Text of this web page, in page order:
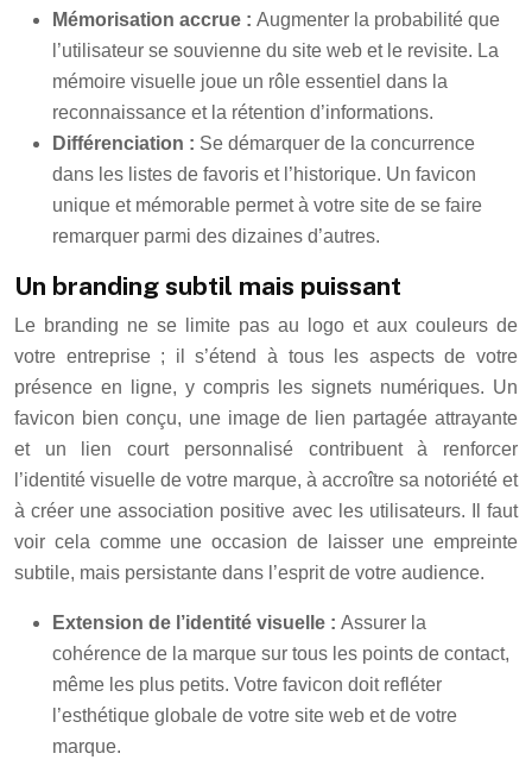
Mémorisation accrue : Augmenter la probabilité que
l’utilisateur se souvienne du site web et le revisite. La
mémoire visuelle joue un rôle essentiel dans la
reconnaissance et la rétention d’informations.
Différenciation : Se démarquer de la concurrence
dans les listes de favoris et l’historique. Un favicon
unique et mémorable permet à votre site de se faire
remarquer parmi des dizaines d’autres.
Un branding subtil mais puissant
Le branding ne se limite pas au logo et aux couleurs de
votre entreprise ; il s’étend à tous les aspects de votre
présence en ligne, y compris les signets numériques. Un
favicon bien conçu, une image de lien partagée attrayante
et un lien court personnalisé contribuent à renforcer
l’identité visuelle de votre marque, à accroître sa notoriété et
à créer une association positive avec les utilisateurs. Il faut
voir cela comme une occasion de laisser une empreinte
subtile, mais persistante dans l’esprit de votre audience.
Extension de l’identité visuelle : Assurer la
cohérence de la marque sur tous les points de contact,
même les plus petits. Votre favicon doit refléter
l’esthétique globale de votre site web et de votre
marque.